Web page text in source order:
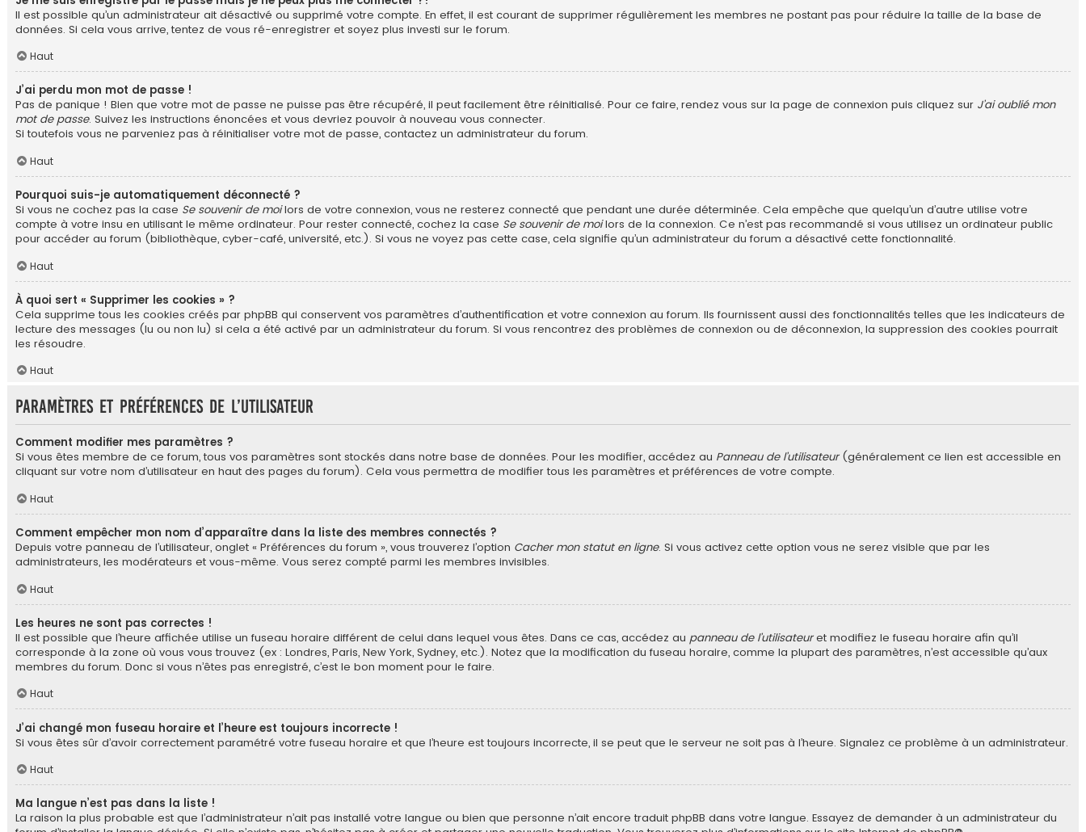
Il est possible qu’un administrateur ait désactivé ou supprimé votre compte. En effet, il est courant de supprimer régulièrement les membres ne postant pas pour réduire la taille de la base de
données. Si cela vous arrive, tentez de vous ré-enregistrer et soyez plus investi sur le forum.
Haut
J’ai perdu mon mot de passe !
Pas de panique ! Bien que votre mot de passe ne puisse pas être récupéré, il peut facilement être réinitialisé. Pour ce faire, rendez vous sur la page de connexion puis cliquez sur J’ai oublié mon
mot de passe. Suivez les instructions énoncées et vous devriez pouvoir à nouveau vous connecter.
Si toutefois vous ne parveniez pas à réinitialiser votre mot de passe, contactez un administrateur du forum.
Haut
Pourquoi suis-je automatiquement déconnecté ?
Si vous ne cochez pas la case Se souvenir de moilors de votre connexion, vous ne resterez connecté que pendant une durée déterminée. Cela empêche que quelqu’un d’autre utilise votre
compte à votre insu en utilisant le même ordinateur. Pour rester connecté, cochez la case Se souvenir de moilors de la connexion. Ce n’est pas recommandé si vous utilisez un ordinateur public
pour accéder au forum (bibliothèque, cyber-café, université, etc.). Si vous ne voyez pas cette case, cela signifie qu’un administrateur du forum a désactivé cette fonctionnalité.
Haut
À quoi sert « Supprimer les cookies » ?
Cela supprime tous les cookies créés par phpBB qui conservent vos paramètres d’authentification et votre connexion au forum. Ils fournissent aussi des fonctionnalités telles que les indicateurs de
lecture des messages (lu ou non lu) si cela a été activé par un administrateur du forum. Si vous rencontrez des problèmes de connexion ou de déconnexion, la suppression des cookies pourrait
les résoudre.
Haut
Paramètres et préférences de l’utilisateur
Comment modifier mes paramètres ?
Si vous êtes membre de ce forum, tous vos paramètres sont stockés dans notre base de données. Pour les modifier, accédez au Panneau de l’utilisateur(généralement ce lien est accessible en
cliquant sur votre nom d’utilisateur en haut des pages du forum). Cela vous permettra de modifier tous les paramètres et préférences de votre compte.
Haut
Comment empêcher mon nom d’apparaître dans la liste des membres connectés ?
Depuis votre panneau de l’utilisateur, onglet « Préférences du forum », vous trouverez l’option Cacher mon statut en ligne. Si vous activez cette option vous ne serez visible que par les
administrateurs, les modérateurs et vous-même. Vous serez compté parmi les membres invisibles.
Haut
Les heures ne sont pas correctes !
Il est possible que l’heure affichée utilise un fuseau horaire différent de celui dans lequel vous êtes. Dans ce cas, accédez au panneau de l’utilisateuret modifiez le fuseau horaire afin qu’il
corresponde à la zone où vous vous trouvez (ex : Londres, Paris, New York, Sydney, etc.). Notez que la modification du fuseau horaire, comme la plupart des paramètres, n’est accessible qu’aux
membres du forum. Donc si vous n’êtes pas enregistré, c’est le bon moment pour le faire.
Haut
J’ai changé mon fuseau horaire et l’heure est toujours incorrecte !
Si vous êtes sûr d’avoir correctement paramétré votre fuseau horaire et que l’heure est toujours incorrecte, il se peut que le serveur ne soit pas à l’heure. Signalez ce problème à un administrateur.
Haut
Ma langue n’est pas dans la liste !
La raison la plus probable est que l’administrateur n’ait pas installé votre langue ou bien que personne n’ait encore traduit phpBB dans votre langue. Essayez de demander à un administrateur du